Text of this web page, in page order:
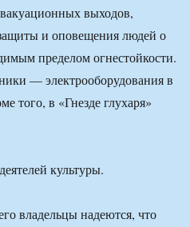
выходов,
и оповещения людей о
пределом огнестойкости.
— электрооборудования в
того, в «Гнезде глухаря»
культуры.
владельцы надеются, что